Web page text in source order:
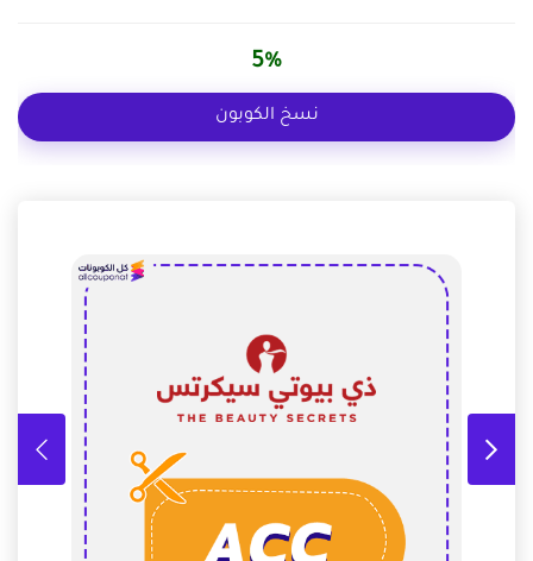
5%
نسخ الكوبون